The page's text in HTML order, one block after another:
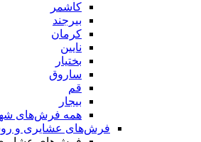
کاشمر
بیرجند
کرمان
نایین
بختیار
ساروق
قم
بیجار
همه فرش‌های
فرش‌های عشایری و